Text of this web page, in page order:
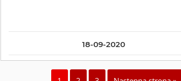
18-09-2020